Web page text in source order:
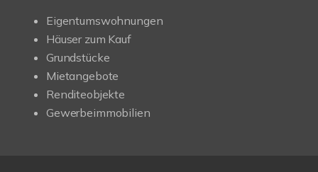
Eigentumswohnungen
Häuser zum Kauf
Grundstücke
Mietangebote
Renditeobjekte
Gewerbeimmobilien